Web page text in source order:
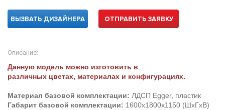
ВЫЗВАТЬ ДИЗАЙНЕРА ОТПРАВИТЬ ЗАЯВКУ
Описание:
Данную модель можно изготовить в
различных цветах, материалах и конфигурациях.
Материал базовой комплектации: ЛДСП Egger, пластик
Габарит базовой комплектации: 1600х1800х1150 (ШхГхВ)